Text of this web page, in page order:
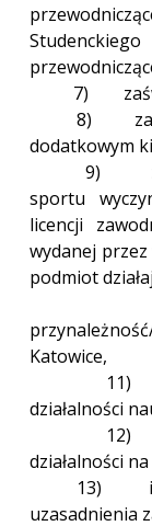
7)
8)
dodatkowym
9)
sportu
licencji
wydanej
podmiot
10)
Katowice,
11)
działalności
12)
działalności
13) inne
uzasadnienia